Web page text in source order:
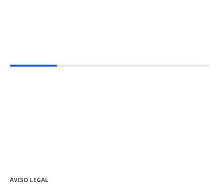
AVISO LEGAL